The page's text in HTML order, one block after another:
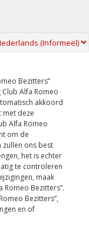
Bezitters”
Club Alfa Romeo
akkoord
met deze
Alfa Romeo
om de
ons best
het is echter
te controleren
maak
Romeo Bezitters”.
Bezitters”,
en of